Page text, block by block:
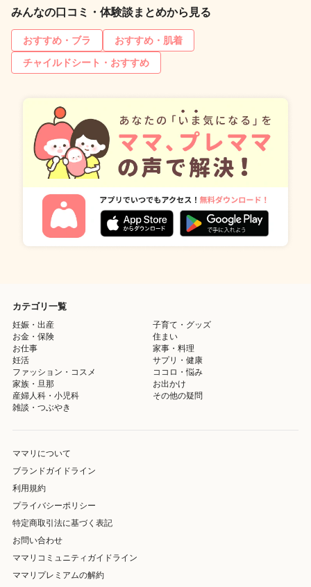
みんなの口コミ・体験談まとめから見る
おすすめ・ブラ
おすすめ・肌着
チャイルドシート・おすすめ
カテゴリ一覧
妊娠・出産
子育て・グッズ
お金・保険
住まい
お仕事
家事・料理
妊活
サプリ・健康
ファッション・コスメ
ココロ・悩み
家族・旦那
お出かけ
産婦人科・小児科
その他の疑問
雑談・つぶやき
ママリについて
ブランドガイドライン
利用規約
プライバシーポリシー
特定商取引法に基づく表記
お問い合わせ
ママリコミュニティガイドライン
ママリプレミアムの解約